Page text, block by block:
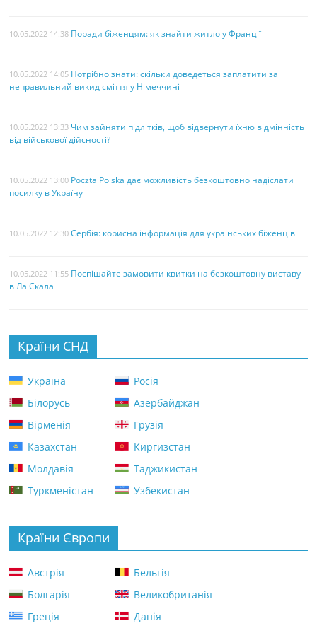
10.05.2022 14:38 Поради біженцям: як знайти житло у Франції
10.05.2022 14:05 Потрібно знати: скільки доведеться заплатити за
неправильний викид сміття у Німеччині
10.05.2022 13:33 Чим зайняти підлітків, щоб відвернути їхню відмінність
від військової дійсності?
10.05.2022 13:00 Poczta Polska дає можливість безкоштовно надіслати
посилку в Україну
10.05.2022 12:30 Сербія: корисна інформація для українських біженців
10.05.2022 11:55 Поспішайте замовити квитки на безкоштовну виставу
в Ла Скала
Країни СНД
Україна
Росія
Білорусь
Азербайджан
Вірменія
Грузія
Казахстан
Киргизстан
Молдавія
Таджикистан
Туркменістан
Узбекистан
Країни Європи
Австрія
Бельгія
Болгарія
Великобританія
Греція
Данія